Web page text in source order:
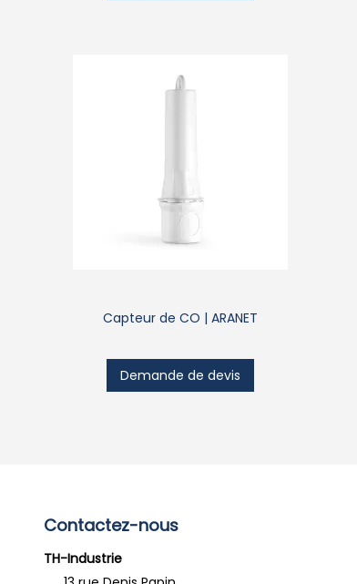
Capteur de CO | ARANET
Demande de devis
Contactez-nous
TH-Industrie